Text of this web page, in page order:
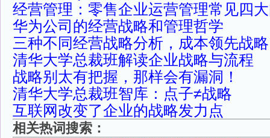
经营管理：零售企业运营管理常见四
华为公司的经营战略和管理哲学
三种不同经营战略分析，成本领先战
清华大学总裁班解读企业战略与流程
战略别太有把握，那样会有漏洞！
清华大学总裁班智库：点子≠战略
互联网改变了企业的战略发力点
相关热词搜索：